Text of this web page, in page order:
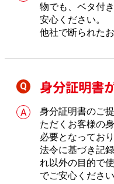
物でも、ベタ付
安心ください。
他社で断られた
身分証明書
身分証明書のご
ただくお客様の
必要となってお
法令に基づき記
れ以外の目的で
でご安心ください